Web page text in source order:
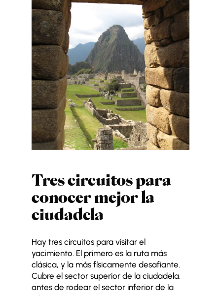
Tres circuitos para
conocer mejor la
ciudadela
Hay tres circuitos para visitar el
yacimiento. El primero es la ruta más
clásica, y la más físicamente desafiante.
Cubre el sector superior de la ciudadela,
antes de rodear el sector inferior de la